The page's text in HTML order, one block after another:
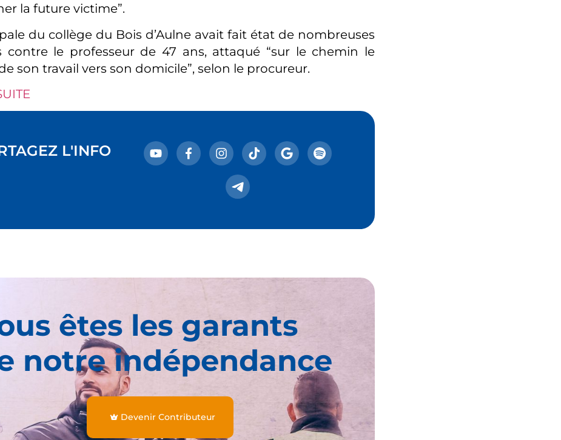
la future victime”.
du collège du Bois d’Aulne avait fait état de nombreuses
contre le professeur de 47 ans, attaqué “sur le chemin le
son travail vers son domicile”, selon le procureur.
L'INFO
êtes les garants
notre indépendance
Devenir Contributeur